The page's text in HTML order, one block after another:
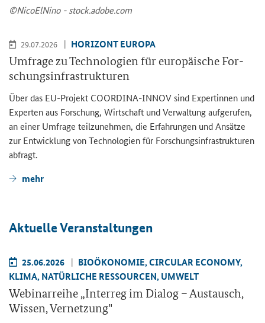
©Ni­co­ElNi­no - stock.adobe.com
29.07.2026 HO­RI­ZONT EU­RO­PA
Um­fra­ge zu Tech­no­lo­gien für eu­ro­päi­sche For­
schungs­in­fra­struk­tu­ren
Über das EU-​Projekt COORDINA-​INNOV sind Ex­per­tin­nen und
Ex­per­ten aus For­schung, Wirt­schaft und Ver­wal­tung auf­ge­ru­fen,
an einer Um­fra­ge teil­zu­neh­men, die Er­fah­run­gen und An­sät­ze
zur Ent­wick­lung von Tech­no­lo­gien für For­schungs­in­fra­struk­tu­ren
ab­fragt.
mehr
Ak­tu­el­le Ver­an­stal­tun­gen
25.06.2026
BIO­ÖKO­NO­MIE, CIR­CU­LAR ECO­NO­MY,
KLIMA, NA­TÜR­LI­CHE RES­SOUR­CEN, UM­WELT
We­bi­nar­rei­he „Interregim Dia­log – Aus­tausch,
Wis­sen, Ver­net­zung"